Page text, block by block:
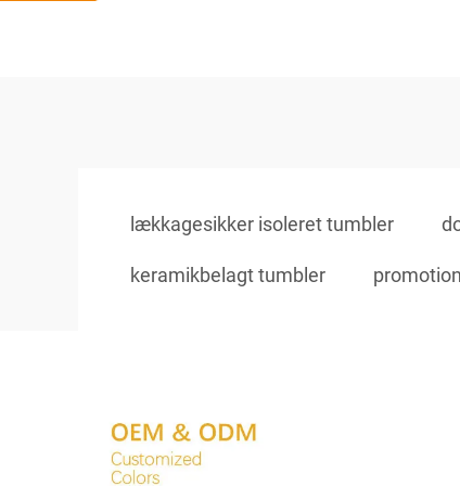
lækkagesikker isoleret tumbler
keramikbelagt tumbler